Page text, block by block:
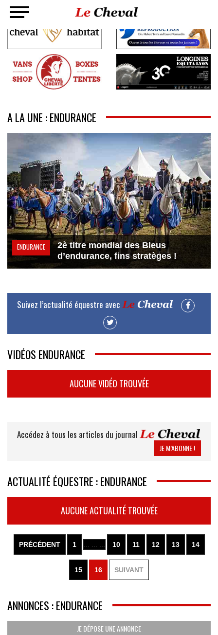
A LA UNE : ENDURANCE
ENDURANCE
2è titre mondial des Bleus
d’endurance, fins stratèges !
Suivez l’actualité équestre avec
VIDÉOS ENDURANCE
AUCUNE VIDÉO TROUVÉE
Accédez à tous les articles du journal
JE M’ABONNE !
ACTUALITÉ ÉQUESTRE : ENDURANCE
AUCUNE ACTUALITÉ TROUVÉE
PRÉCÉDENT 1 ... ... ... 10 11 12 13 14
15 16 SUIVANT
ANNONCES : ENDURANCE
JE DÉPOSE UNE ANNONCE